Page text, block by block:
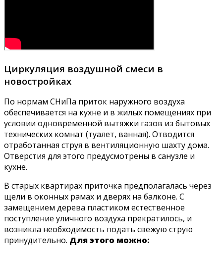
Циркуляция воздушной смеси в
новостройках
По нормам СНиПа приток наружного воздуха
обеспечивается на кухне и в жилых помещениях при
условии одновременной вытяжки газов из бытовых
технических комнат (туалет, ванная). Отводится
отработанная струя в вентиляционную шахту дома.
Отверстия для этого предусмотрены в санузле и
кухне.
В старых квартирах приточка предполагалась через
щели в оконных рамах и дверях на балконе. С
замещением дерева пластиком естественное
поступление уличного воздуха прекратилось, и
возникла необходимость подать свежую струю
принудительно. Для этого можно: